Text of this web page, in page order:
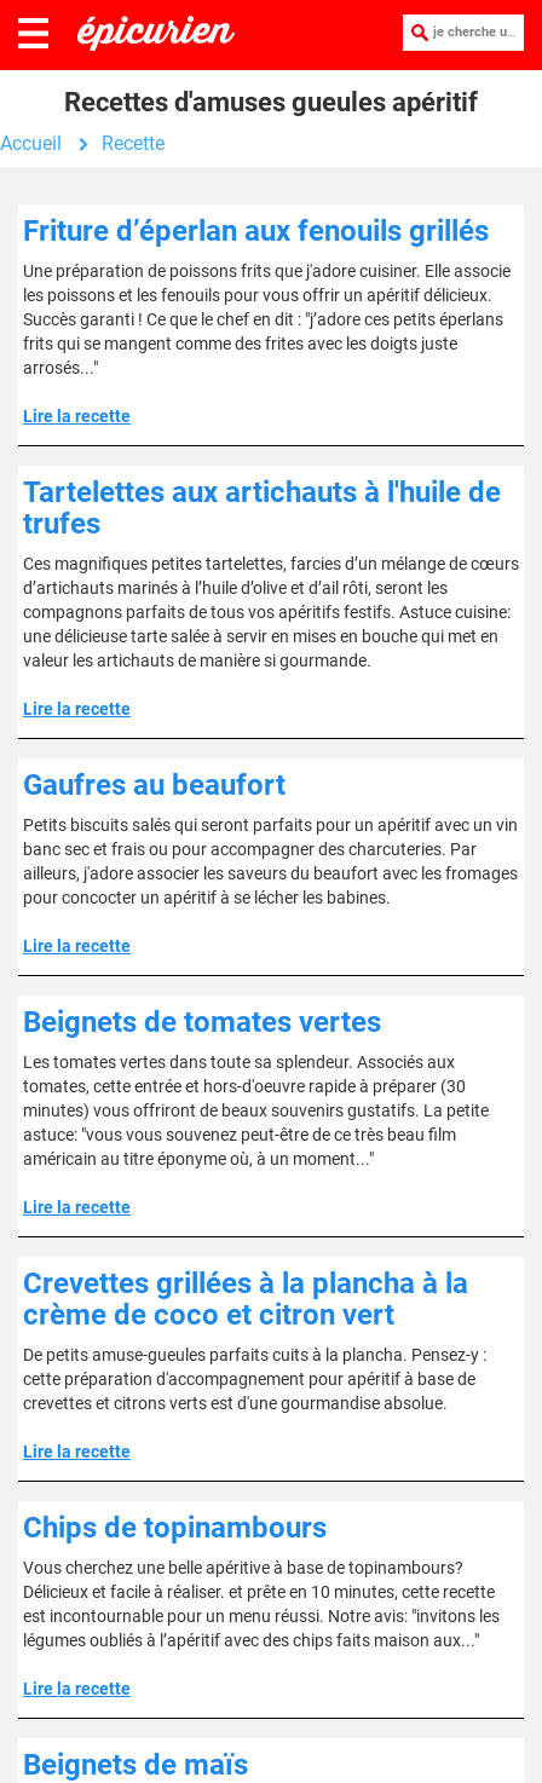
je cherche une recette :
Recettes d'amuses gueules apéritif
Accueil Recette
Friture d’éperlan aux fenouils grillés
Une préparation de poissons frits que j'adore cuisiner. Elle associe
les poissons et les fenouils pour vous offrir un apéritif délicieux.
Succès garanti ! Ce que le chef en dit : "j’adore ces petits éperlans
frits qui se mangent comme des frites avec les doigts juste
arrosés..."
Lire la recette
Tartelettes aux artichauts à l'huile de
trufes
Ces magnifiques petites tartelettes, farcies d’un mélange de cœurs
d’artichauts marinés à l’huile d’olive et d’ail rôti, seront les
compagnons parfaits de tous vos apéritifs festifs. Astuce cuisine:
une délicieuse tarte salée à servir en mises en bouche qui met en
valeur les artichauts de manière si gourmande.
Lire la recette
Gaufres au beaufort
Petits biscuits salés qui seront parfaits pour un apéritif avec un vin
banc sec et frais ou pour accompagner des charcuteries. Par
ailleurs, j'adore associer les saveurs du beaufort avec les fromages
pour concocter un apéritif à se lécher les babines.
Lire la recette
Beignets de tomates vertes
Les tomates vertes dans toute sa splendeur. Associés aux
tomates, cette entrée et hors-d'oeuvre rapide à préparer (30
minutes) vous offriront de beaux souvenirs gustatifs. La petite
astuce: "vous vous souvenez peut-être de ce très beau film
américain au titre éponyme où, à un moment..."
Lire la recette
Crevettes grillées à la plancha à la
crème de coco et citron vert
De petits amuse-gueules parfaits cuits à la plancha. Pensez-y :
cette préparation d'accompagnement pour apéritif à base de
crevettes et citrons verts est d'une gourmandise absolue.
Lire la recette
Chips de topinambours
Vous cherchez une belle apéritive à base de topinambours?
Délicieux et facile à réaliser. et prête en 10 minutes, cette recette
est incontournable pour un menu réussi. Notre avis: "invitons les
légumes oubliés à l’apéritif avec des chips faits maison aux..."
Lire la recette
Beignets de maïs